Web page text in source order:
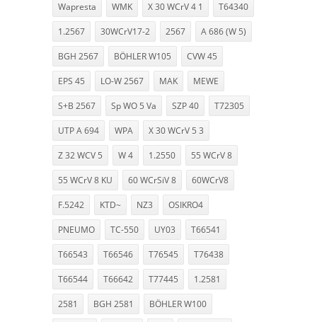
Wapresta WMK X 30 WCrV 4 1 T64340
1.2567 30WCrV17-2 2567 A 686 (W 5)
BGH 2567 BÖHLER W105 CVW 45
EPS 45 LO-W 2567 MAK MEWE
S+B 2567 Sp WO 5 Va SZP 40 T72305
UTP A 694 WPA X 30 WCrV 5 3
Z 32 WCV 5 W 4 1.2550 55 WCrV 8
55 WCrV 8 KU 60 WCrSiV 8 60WCrV8
F.5242 KTD~ NZ3 OSIKRO4
PNEUMO TC-550 UY03 T66541
T66543 T66546 T76545 T76438
T66544 T66642 T77445 1.2581
2581 BGH 2581 BÖHLER W100